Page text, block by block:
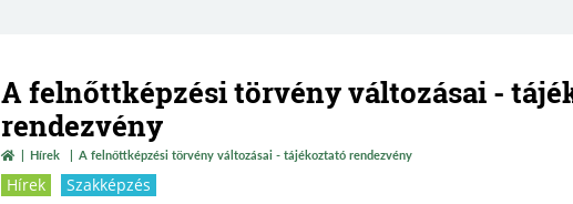
A felnőttképzési törvény változásai -
rendezvény
Hírek A felnőttképzési törvény változásai - tájékoztató rendezvény
Hírek
Szakképzés